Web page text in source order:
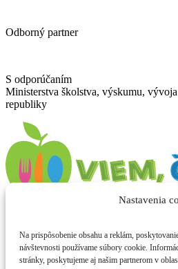
Nastavenia
Na prispôsobenie obsahu a reklám,
návštevnosti používame súbory cookie.
stránky, poskytujeme aj našim partnerom v
Odborný partner
S odporúčaním
Ministerstva školstva, výskumu,
republiky
© 2024 - 2026 Viem, čo zjem
Registrácia
Prihlásenie